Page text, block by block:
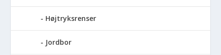
Højtryksrenser
Jordbor